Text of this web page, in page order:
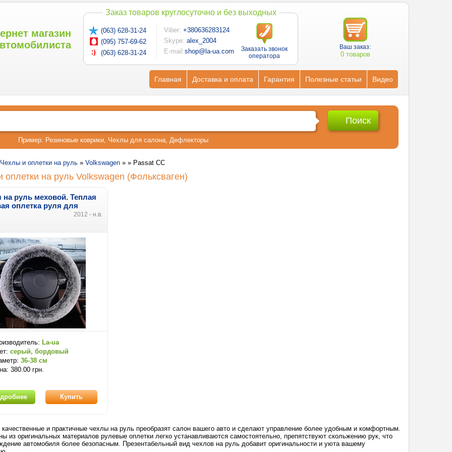
магазин
Заказ товаров круглосуточно и без выходных
(063) 628-31-24
(095) 757-69-62
(063) 628-31-24
Viber: +380636283124
Skype: alex_2004
E-mail:shop@la-ua.com
Заказать звонок
оператора
Ваш заказ:
0 товаров
Главная Доставка и оплата Гарантия Полезные статьи Видео
Пример: Резиновые коврики, Чехлы для салона, Дефлекторы
Чехлы и оплетки на руль » Volkswagen » » Passat CC
оплетки на руль Volkswagen (Фольксваген)
на руль меховой. Теплая
оплетка руля для
Passat CC
2012 - н.в.
La-ua
серый, бордовый
36-38 см
380.00 грн.
Купить
и практичные чехлы на руль преобразят салон вашего авто и сделают управление более удобным и комфортным.
из оригинальных материалов рулевые оплетки легко устанавливаются самостоятельно, препятствуют скольжению рук, что
автомобиля более безопасным. Презентабельный вид чехлов на руль добавит оригинальности и уюта вашему